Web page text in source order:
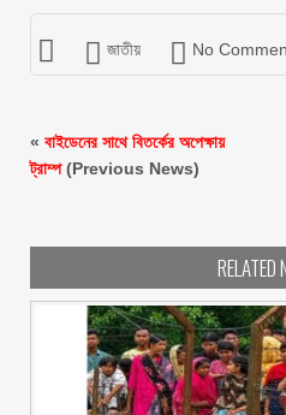
জাতীয় No
« বাইডেনের সাথে বিতর্কের অপেক্ষায়
ট্রাম্প(Previous News)
RELATED